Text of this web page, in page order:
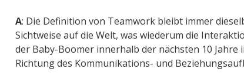
A: Die Definition von Teamwork bleibt immer
Sichtweise auf die Welt, was wiederum die
der Baby-Boomer innerhalb der nächsten 10
Richtung des Kommunikations- und